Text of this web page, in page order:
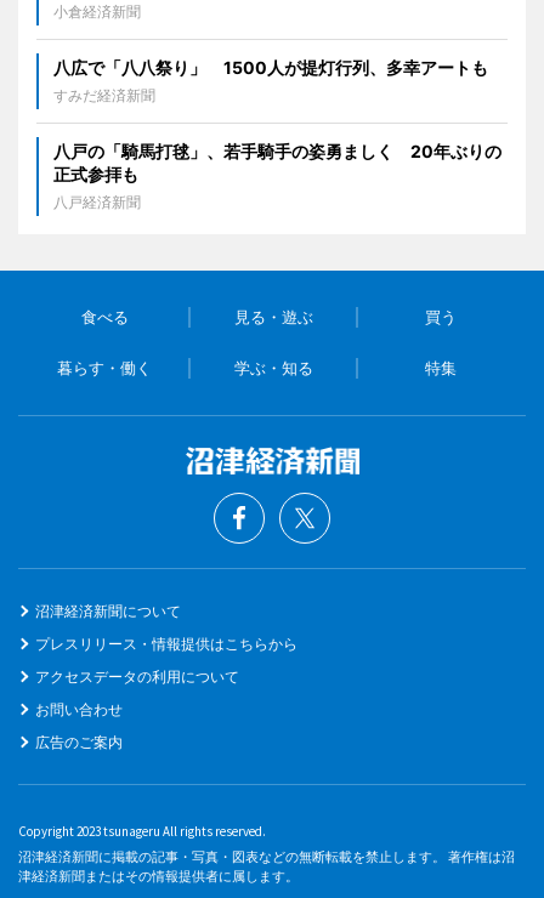
小倉経済新聞
八広で「八八祭り」 1500人が提灯行列、多幸アートも
すみだ経済新聞
八戸の「騎馬打毬」、若手騎手の姿勇ましく 20年ぶりの
正式参拝も
八戸経済新聞
食べる 見る・遊ぶ 買う
暮らす・働く 学ぶ・知る 特集
沼津経済新聞について
プレスリリース・情報提供はこちらから
アクセスデータの利用について
お問い合わせ
広告のご案内
Copyright 2023 tsunageru All rights reserved.
沼津経済新聞に掲載の記事・写真・図表などの無断転載を禁止します。 著作権は沼
津経済新聞またはその情報提供者に属します。